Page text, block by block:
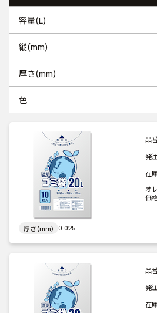
容量(L)
縦(mm)
厚さ(mm)
色
品
発
在
オ
価
厚さ(mm) 0.025
品
発
在